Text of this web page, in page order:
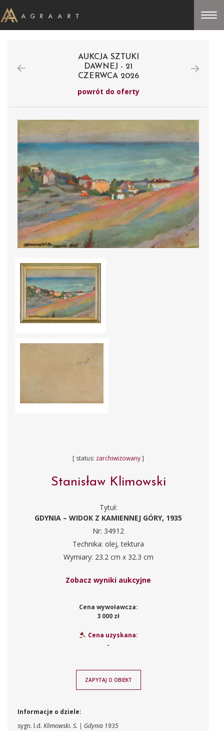
AUKCJA SZTUKI
DAWNEJ - 21
CZERWCA 2026
powrót do oferty
[ status: zarchiwizowany]
Stanisław Klimowski
Tytuł:
GDYNIA – WIDOK Z KAMIENNEJ GÓRY, 1935
Nr: 34912
Technika: olej, tektura
Wymiary: 23.2 cm x 32.3 cm
Zobacz wyniki aukcyjne
Cena wywoławcza:
3 000 zł
Cena uzyskana:
-
ZAPYTAJ O OBIEKT
Informacje o dziele:
sygn. l.d. Klimowski. S. | Gdynia 1935